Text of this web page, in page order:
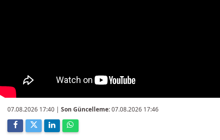
07.08.2026 17:40 | Son Güncelleme:07.08.2026 17:46